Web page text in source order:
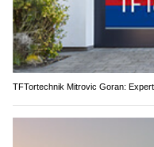
TFTortechnik Mitrovic Goran: